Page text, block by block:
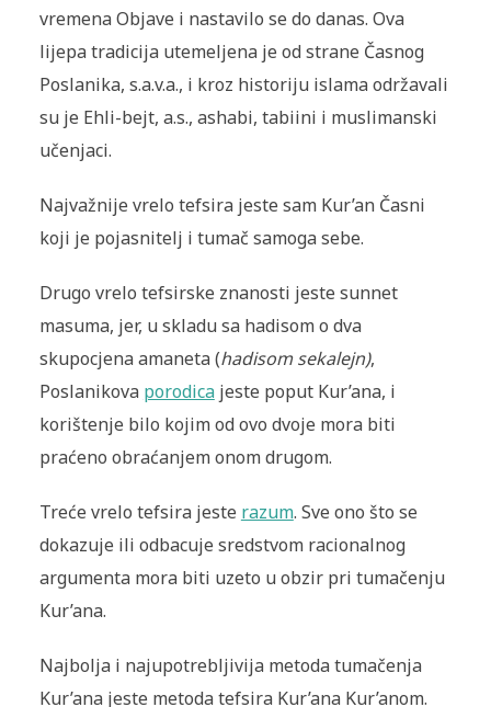
vremena Objave i nastavilo se do danas. Ova
lijepa tradicija utemeljena je od strane Časnog
Poslanika, s.a.v.a., i kroz historiju islama održavali
su je Ehli-bejt, a.s., ashabi, tabiini i muslimanski
učenjaci.
Najvažnije vrelo tefsira jeste sam Kur’an Časni
koji je pojasnitelj i tumač samoga sebe.
Drugo vrelo tefsirske znanosti jeste sunnet
masuma, jer, u skladu sa hadisom o dva
skupocjena amaneta (hadisom sekalejn),
Poslanikova porodicajeste poput Kur’ana, i
korištenje bilo kojim od ovo dvoje mora biti
praćeno obraćanjem onom drugom.
Treće vrelo tefsira jeste razum. Sve ono što se
dokazuje ili odbacuje sredstvom racionalnog
argumenta mora biti uzeto u obzir pri tumačenju
Kur’ana.
Najbolja i najupotrebljivija metoda tumačenja
Kur’ana jeste metoda tefsira Kur’ana Kur’anom.